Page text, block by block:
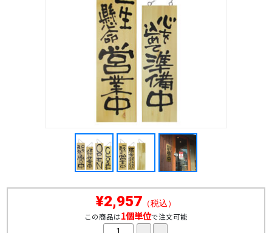
¥2,957 （税込）
この商品は1個単位で注文可能